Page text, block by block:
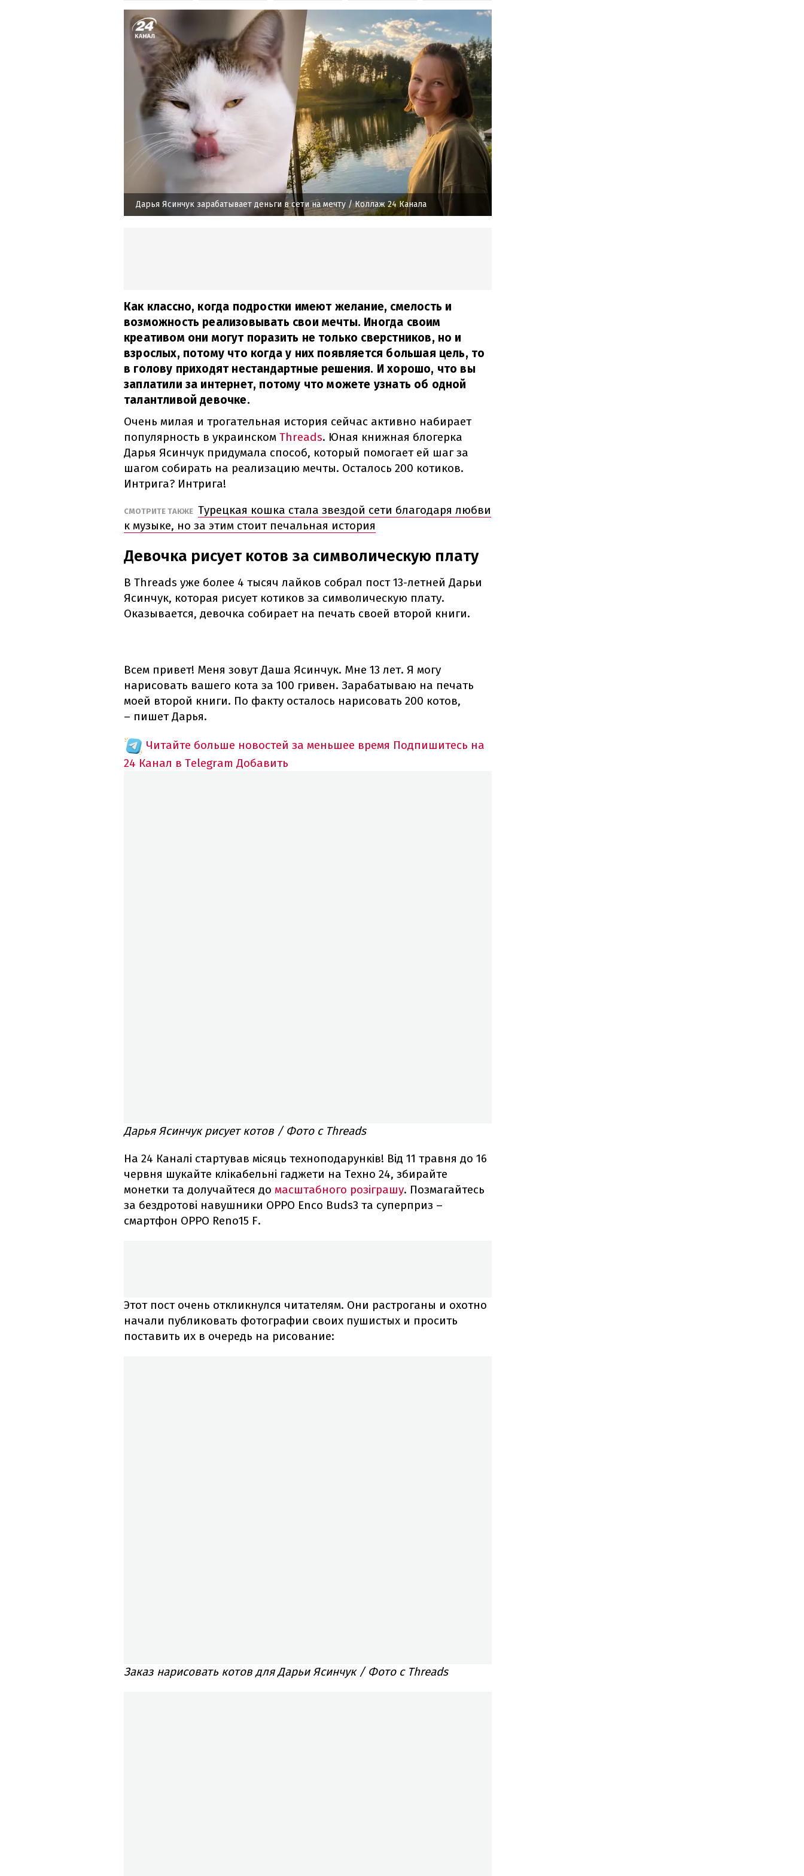
Дарья Ясинчук зарабатывает деньги в сети на мечту / Коллаж 24 Канала
Как классно, когда подростки имеют желание, смелость и
возможность реализовывать свои мечты. Иногда своим
креативом они могут поразить не только сверстников, но и
взрослых, потому что когда у них появляется большая цель, то
в голову приходят нестандартные решения. И хорошо, что вы
заплатили за интернет, потому что можете узнать об одной
талантливой девочке.
Очень милая и трогательная история сейчас активно набирает
популярность в украинском Threads. Юная книжная блогерка
Дарья Ясинчук придумала способ, который помогает ей шаг за
шагом собирать на реализацию мечты. Осталось 200 котиков.
Интрига? Интрига!
СМОТРИТЕ ТАКЖЕ Турецкая кошка стала звездой сети благодаря любви
к музыке, но за этим стоит печальная история
Девочка рисует котов за символическую плату
В Threads уже более 4 тысяч лайков собрал пост 13-летней Дарьи
Ясинчук, которая рисует котиков за символическую плату.
Оказывается, девочка собирает на печать своей второй книги.
Всем привет! Меня зовут Даша Ясинчук. Мне 13 лет. Я могу
нарисовать вашего кота за 100 гривен. Зарабатываю на печать
моей второй книги. По факту осталось нарисовать 200 котов,
– пишет Дарья.
Читайте больше новостей за меньшее время Подпишитесь на
24 Канал в Telegram Добавить
Дарья Ясинчук рисует котов / Фото с Threads
На 24 Каналі стартував місяць техноподарунків! Від 11 травня до 16
червня шукайте клікабельні гаджети на Техно 24, збирайте
монетки та долучайтеся до масштабного розіграшу. Позмагайтесь
за бездротові навушники OPPO Enco Buds3 та суперприз –
смартфон OPPO Reno15 F.
Этот пост очень откликнулся читателям. Они растроганы и охотно
начали публиковать фотографии своих пушистых и просить
поставить их в очередь на рисование:
Заказ нарисовать котов для Дарьи Ясинчук / Фото с Threads